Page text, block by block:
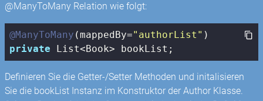
@ManyToMany Relation wie folgt:
@ManyToMany (mappedBy="authorList"
private List<Book> bookList;
Definieren Sie die Getter-/Setter Methoden und initalisieren
Sie die bookList Instanz im Konstruktor der Author Klasse.